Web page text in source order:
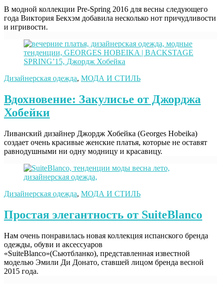
В модной коллекции Pre-Spring 2016 для весны следующего
года Виктория Бекхэм добавила несколько нот причудливости
и игривости.
Дизайнерская одежда, МОДА И СТИЛЬ
Вдохновение: Закулисье от Джорджа
Хобейки
Ливанский дизайнер Джордж Хобейка (Georges Hobeika)
создает очень красивые женские платья, которые не оставят
равнодушными ни одну модницу и красавицу.
Дизайнерская одежда, МОДА И СТИЛЬ
Простая элегантность от SuiteBlanco
Нам очень понравилась новая коллекция испанского бренда
одежды, обуви и аксессуаров
«SuiteBlanco»(Сьютбланко), представленная известной
моделью Эмили Ди Донато, ставшей лицом бренда весной
2015 года.